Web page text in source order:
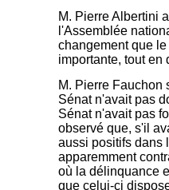
M. Pierre Albertini
l'Assemblée
changement que
importante, tout en
M. Pierre Fauchon
Sénat n'avait pas
Sénat n'avait pas
observé que, s'il
aussi positifs dans
apparemment
où la délinquance
que celui-ci